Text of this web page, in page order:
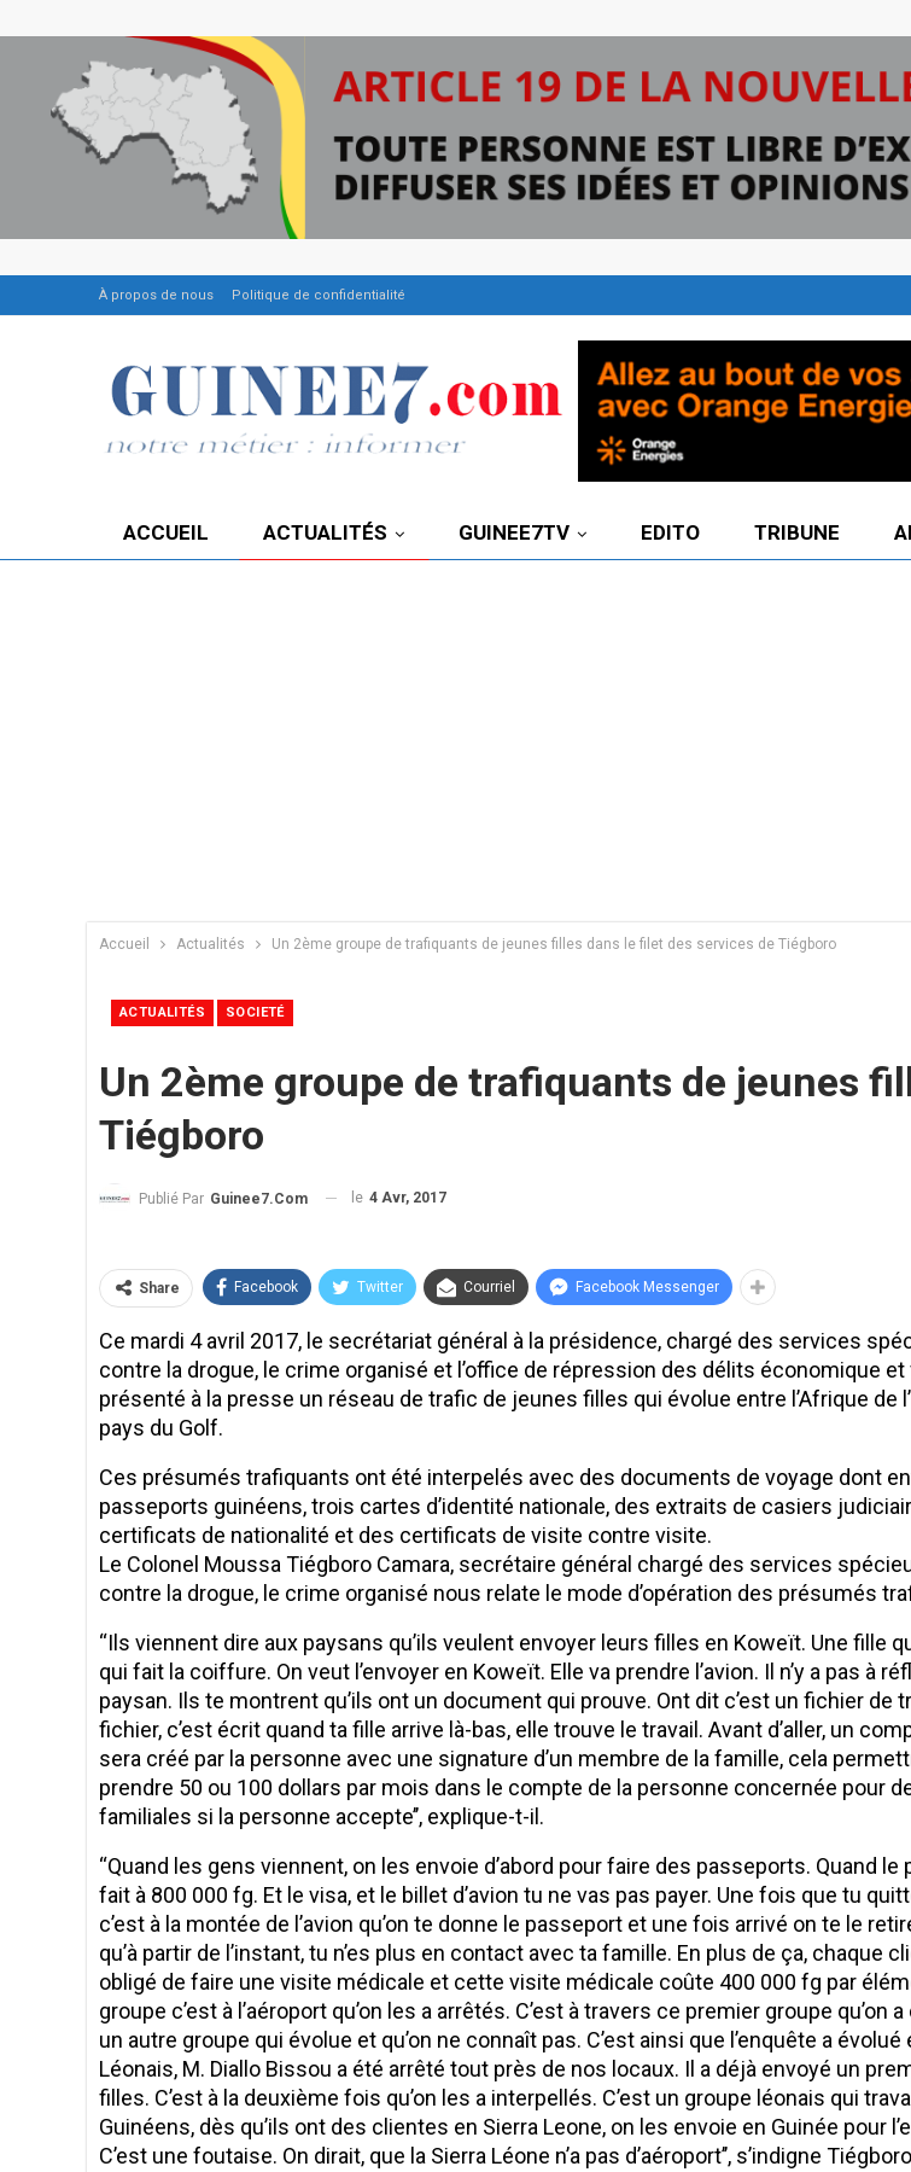
À propos de nous Politique de confidentialité
ACCUEIL ACTUALITÉS GUINEE7TV EDITO TRIBUNE
Accueil Actualités Un 2ème groupe de trafiquants de jeunes filles dans le filet des services de Tiégboro
ACTUALITÉS SOCIETÉ
Un 2ème groupe de trafiquants de jeunes
Tiégboro
Publié Par Guinee7.com le 4 Avr, 2017
Share Facebook Twitter Courriel Facebook Messenger
Ce mardi 4 avril 2017, le secrétariat général à la présidence, chargé des services
contre la drogue, le crime organisé et l’office de répression des délits économique et
présenté à la presse un réseau de trafic de jeunes filles qui évolue entre l’Afrique de
pays du Golf.
Ces présumés trafiquants ont été interpelés avec des documents de voyage dont
passeports guinéens, trois cartes d’identité nationale, des extraits de casiers
certificats de nationalité et des certificats de visite contre visite.
Le Colonel Moussa Tiégboro Camara, secrétaire général chargé des services
contre la drogue, le crime organisé nous relate le mode d’opération des présumés
‘‘Ils viennent dire aux paysans qu’ils veulent envoyer leurs filles en Koweït. Une fille
qui fait la coiffure. On veut l’envoyer en Koweït. Elle va prendre l’avion. Il n’y a pas à
paysan. Ils te montrent qu’ils ont un document qui prouve. Ont dit c’est un fichier de
fichier, c’est écrit quand ta fille arrive là-bas, elle trouve le travail. Avant d’aller, un
sera créé par la personne avec une signature d’un membre de la famille, cela
prendre 50 ou 100 dollars par mois dans le compte de la personne concernée pour
familiales si la personne accepte’’, explique-t-il.
‘‘Quand les gens viennent, on les envoie d’abord pour faire des passeports. Quand
fait à 800 000 fg. Et le visa, et le billet d’avion tu ne vas pas payer. Une fois que tu
c’est à la montée de l’avion qu’on te donne le passeport et une fois arrivé on te le
qu’à partir de l’instant, tu n’es plus en contact avec ta famille. En plus de ça, chaque
obligé de faire une visite médicale et cette visite médicale coûte 400 000 fg par
groupe c’est à l’aéroport qu’on les a arrêtés. C’est à travers ce premier groupe qu’on
un autre groupe qui évolue et qu’on ne connaît pas. C’est ainsi que l’enquête a
Léonais, M. Diallo Bissou a été arrêté tout près de nos locaux. Il a déjà envoyé un
filles. C’est à la deuxième fois qu’on les a interpellés. C’est un groupe léonais qui
Guinéens, dès qu’ils ont des clientes en Sierra Leone, on les envoie en Guinée pour
C’est une foutaise. On dirait, que la Sierra Léone n’a pas d’aéroport’’, s’indigne